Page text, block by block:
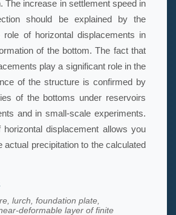
The increase in settlement speed in
should be explained by the
role of horizontal displacements in
of the bottom. The fact that
play a significant role in the
of the structure is confirmed by
of the bottoms under reservoirs
and in small-scale experiments.
displacement allows you
actual precipitation to the calculated
lurch, foundation plate,
deformable layer of finite